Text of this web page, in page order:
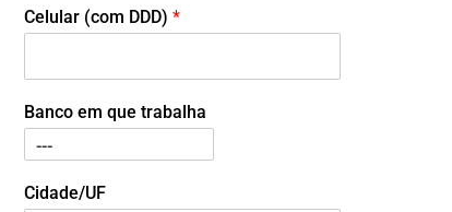
Celular (com DDD) *
Banco em que trabalha
Cidade/UF